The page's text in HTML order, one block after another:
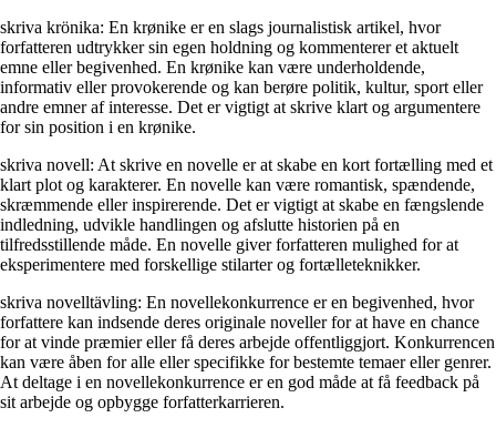
skriva krönika: En krønike er en slags journalistisk artikel, hvor
forfatteren udtrykker sin egen holdning og kommenterer et aktuelt
emne eller begivenhed. En krønike kan være underholdende,
informativ eller provokerende og kan berøre politik, kultur, sport eller
andre emner af interesse. Det er vigtigt at skrive klart og argumentere
for sin position i en krønike.
skriva novell: At skrive en novelle er at skabe en kort fortælling med et
klart plot og karakterer. En novelle kan være romantisk, spændende,
skræmmende eller inspirerende. Det er vigtigt at skabe en fængslende
indledning, udvikle handlingen og afslutte historien på en
tilfredsstillende måde. En novelle giver forfatteren mulighed for at
eksperimentere med forskellige stilarter og fortælleteknikker.
skriva novelltävling: En novellekonkurrence er en begivenhed, hvor
forfattere kan indsende deres originale noveller for at have en chance
for at vinde præmier eller få deres arbejde offentliggjort. Konkurrencen
kan være åben for alle eller specifikke for bestemte temaer eller genrer.
At deltage i en novellekonkurrence er en god måde at få feedback på
sit arbejde og opbygge forfatterkarrieren.